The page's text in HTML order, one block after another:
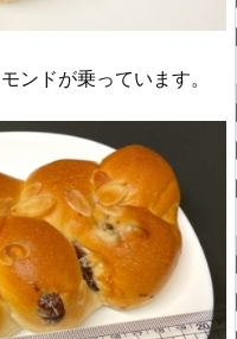
ンドが乗っています。